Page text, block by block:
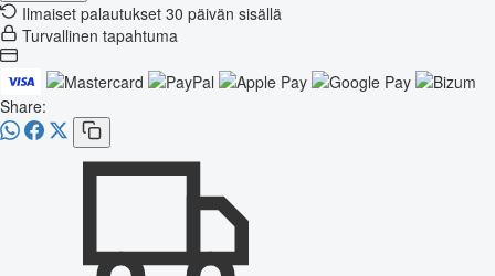
Ilmaiset palautukset 30 päivän sisällä
Turvallinen tapahtuma
Share: